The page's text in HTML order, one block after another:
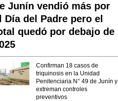
Junín vendió más por
Día del Padre pero el
quedó por debajo de
Confirman 18 casos de
triquinosis en la Unidad
Penitenciaria N° 49 de Junín y
extreman controles
preventivos